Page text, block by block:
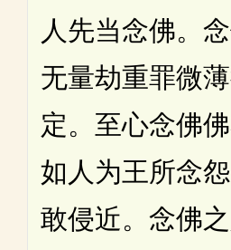
人先当念佛。
无量劫重罪微
定。至心念佛佛
如人为王所念
敢侵近。念佛